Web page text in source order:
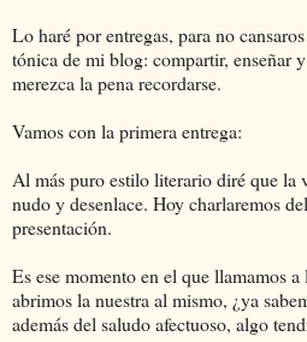
Lo haré por entregas, para no
tónica de mi blog: compartir, enseñar
merezca la pena recordarse.
Vamos con la primera entrega:
Al más puro estilo literario diré que la
nudo y desenlace. Hoy charlaremos
presentación.
Es ese momento en el que llamamos
abrimos la nuestra al mismo, ¿ya
además del saludo afectuoso, algo